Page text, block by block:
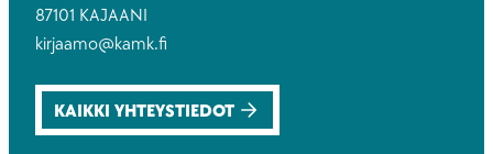
87101 KAJAANI
kirjaamo@kamk.fi
KAIKKI YHTEYSTIEDOT